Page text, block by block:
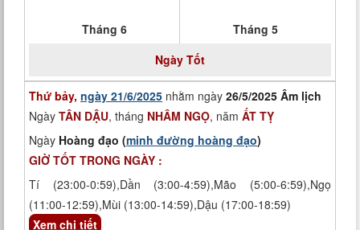
Tháng 6
Tháng 5
Ngày Tốt
Thứ bảy, ngày 21/6/2025 nhằm ngày 26/5/2025 Âm lịch
Ngày TÂN DẬU, tháng NHÂM NGỌ, năm ẤT TỴ
Ngày Hoàng đạo (minh đường hoàng đạo)
GIỜ TỐT TRONG NGÀY :
Tí (23:00-0:59),Dần (3:00-4:59),Mão (5:00-6:59),Ngọ
(11:00-12:59),Mùi (13:00-14:59),Dậu (17:00-18:59)
Xem chi tiết